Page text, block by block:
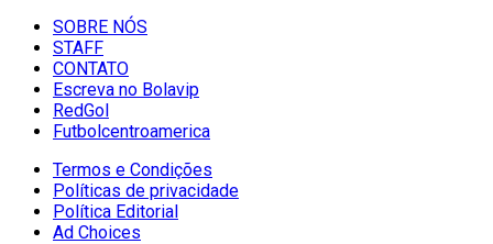
SOBRE NÓS
STAFF
CONTATO
Escreva no Bolavip
RedGol
Futbolcentroamerica
Termos e Condições
Políticas de privacidade
Política Editorial
Ad Choices